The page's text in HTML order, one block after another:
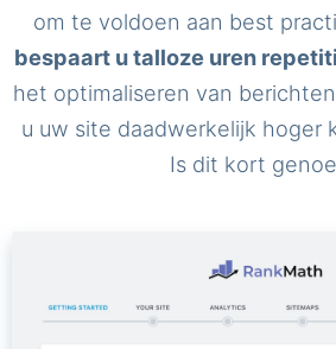
om te voldoen aan best
bespaart u talloze uren
het optimaliseren van
u uw site daadwerkelijk hoger
Is dit kort